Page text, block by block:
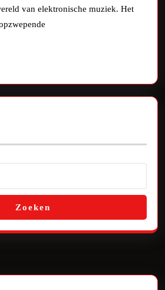
van
Diepe
Duik
Klanken
van elektronische muziek. Het
Zoeken